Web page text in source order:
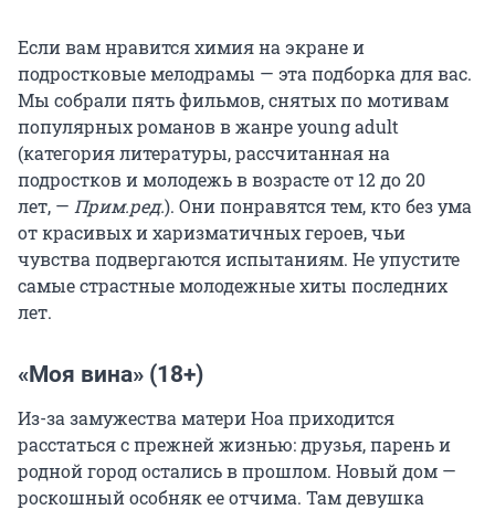
Если вам нравится химия на экране и
подростковые мелодрамы — эта подборка для вас.
Мы собрали пять фильмов, снятых по мотивам
популярных романов в жанре young adult
(категория литературы, рассчитанная на
подростков и молодежь в возрасте от 12 до 20
лет, — Прим.ред.). Они понравятся тем, кто без ума
от красивых и харизматичных героев, чьи
чувства подвергаются испытаниям. Не упустите
самые страстные молодежные хиты последних
лет.
«Моя вина» (18+)
Из-за замужества матери Ноа приходится
расстаться с прежней жизнью: друзья, парень и
родной город остались в прошлом. Новый дом —
роскошный особняк ее отчима. Там девушка